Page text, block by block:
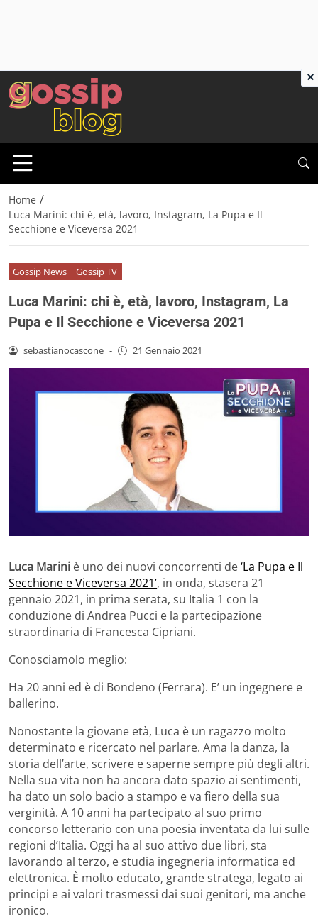
Home /
Luca Marini: chi è, età, lavoro, Instagram, La Pupa e Il
Secchione e Viceversa 2021
Gossip News Gossip TV
Luca Marini: chi è, età, lavoro, Instagram, La
Pupa e Il Secchione e Viceversa 2021
sebastianocascone - 21 Gennaio 2021
Luca Marini è uno dei nuovi concorrenti de‘La Pupa e Il
Secchione e Viceversa 2021’, in onda, stasera 21
gennaio 2021, in prima serata, su Italia 1 con la
conduzione di Andrea Pucci e la partecipazione
straordinaria di Francesca Cipriani.
Conosciamolo meglio:
Ha 20 anni ed è di Bondeno (Ferrara). E’ un ingegnere e
ballerino.
Nonostante la giovane età, Luca è un ragazzo molto
determinato e ricercato nel parlare. Ama la danza, la
storia dell’arte, scrivere e saperne sempre più degli altri.
Nella sua vita non ha ancora dato spazio ai sentimenti,
ha dato un solo bacio a stampo e va fiero della sua
verginità. A 10 anni ha partecipato al suo primo
concorso letterario con una poesia inventata da lui sulle
regioni d’Italia. Oggi ha al suo attivo due libri, sta
lavorando al terzo, e studia ingegneria informatica ed
elettronica. È molto educato, grande stratega, legato ai
principi e ai valori trasmessi dai suoi genitori, ma anche
ironico.
×